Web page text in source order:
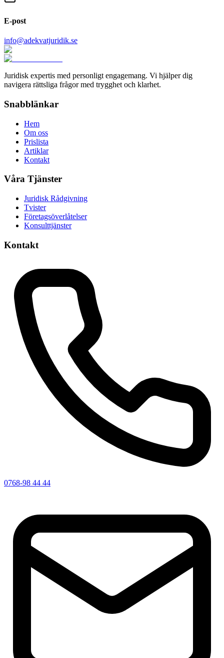
E-post
info@adekvatjuridik.se
Juridisk expertis med personligt engagemang. Vi hjälper dig
navigera rättsliga frågor med trygghet och klarhet.
Snabblänkar
Hem
Om oss
Prislista
Artiklar
Kontakt
Våra Tjänster
Juridisk Rådgivning
Tvister
Företagsöverlåtelser
Konsulttjänster
Kontakt
0768-98 44 44